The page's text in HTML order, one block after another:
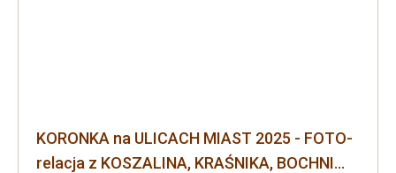
KORONKA na ULICACH MIAST 2025 - FOTO-
relacja z KOSZALINA, KRAŚNIKA, BOCHNI...